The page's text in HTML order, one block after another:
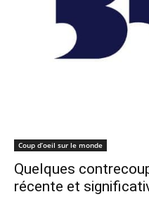
Coup d’oeil sur le monde
Quelques
récente et